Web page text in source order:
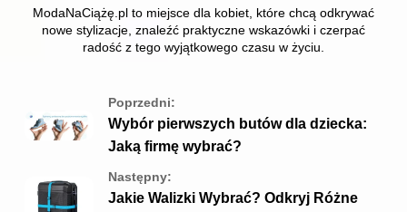
ModaNaCiążę.pl to miejsce dla kobiet, które chcą odkrywać
nowe stylizacje, znaleźć praktyczne wskazówki i czerpać
radość z tego wyjątkowego czasu w życiu.
Poprzedni:
Wybór pierwszych butów dla dziecka:
Jaką firmę wybrać?
Następny:
Jakie Walizki Wybrać? Odkryj Różne